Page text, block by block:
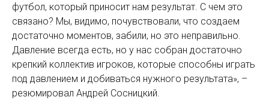
футбол, который приносит нам результат. С чем это
связано? Мы, видимо, почувствовали, что создаем
достаточно моментов, забили, но это неправильно.
Давление всегда есть, но у нас собран достаточно
крепкий коллектив игроков, которые способны играть
под давлением и добиваться нужного результата», –
резюмировал Андрей Сосницкий.